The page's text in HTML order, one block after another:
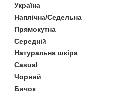
Україна
Наплічна/Седельна
Прямокутна
Середній
Натуральна шкіра
Casual
Чорний
Бичок